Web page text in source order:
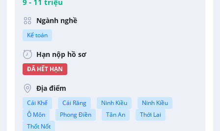
9 - 11 triệu
Ngành nghề
Kế toán
Hạn nộp hồ sơ
ĐÃ HẾT HẠN
Địa điểm
Cái Khế Cái Răng Ninh Kiều
Ninh Kiều
Ô Môn
Phong Điền Tân An
Thới Lai
Thốt Nốt